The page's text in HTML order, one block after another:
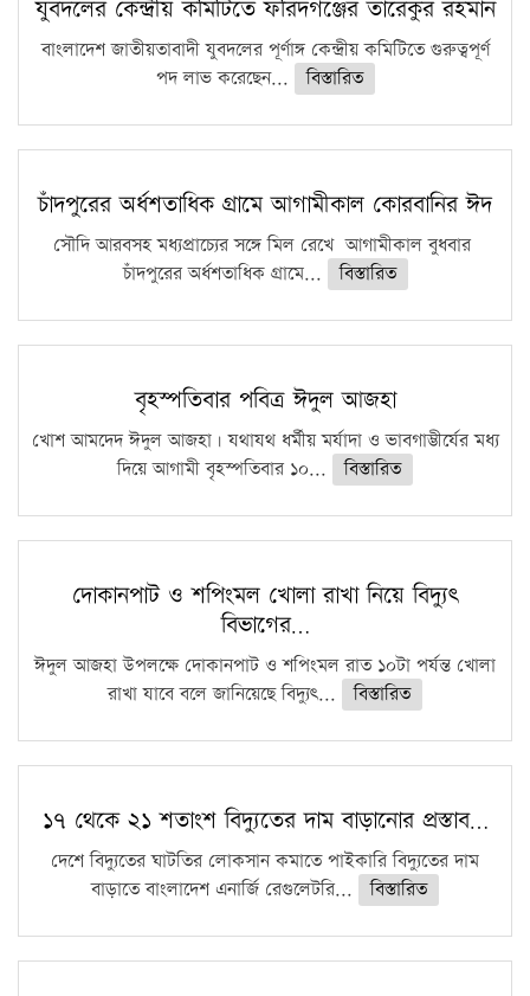
ফরিদগঞ্জে আগুনে পুড়লো ৬ ব্যবসা প্রতিষ্ঠান
যুবদলের কেন্দ্রীয় কমিটিতে ফরিদগঞ্জের তারেকুর রহমান
বাংলাদেশ জাতীয়তাবাদী যুবদলের পূর্ণাঙ্গ কেন্দ্রীয় কমিটিতে গুরুত্বপূর্ণ
পদ লাভ করেছেন...
বিস্তারিত
চাঁদপুরের অর্ধশতাধিক গ্রামে আগামীকাল কোরবানির ঈদ
সৌদি আরবসহ মধ্যপ্রাচ্যের সঙ্গে মিল রেখে আগামীকাল বুধবার
চাঁদপুরের অর্ধশতাধিক গ্রামে...
বিস্তারিত
বৃহস্পতিবার পবিত্র ঈদুল আজহা
খোশ আমদেদ ঈদুল আজহা। যথাযথ ধর্মীয় মর্যাদা ও ভাবগাম্ভীর্যের মধ্য
দিয়ে আগামী বৃহস্পতিবার ১০...
বিস্তারিত
দোকানপাট ও শপিংমল খোলা রাখা নিয়ে বিদ্যুৎ
বিভাগের…
ঈদুল আজহা উপলক্ষে দোকানপাট ও শপিংমল রাত ১০টা পর্যন্ত খোলা
রাখা যাবে বলে জানিয়েছে বিদ্যুৎ...
বিস্তারিত
১৭ থেকে ২১ শতাংশ বিদ্যুতের দাম বাড়ানোর প্রস্তাব…
দেশে বিদ্যুতের ঘাটতির লোকসান কমাতে পাইকারি বিদ্যুতের দাম
বাড়াতে বাংলাদেশ এনার্জি রেগুলেটরি...
বিস্তারিত